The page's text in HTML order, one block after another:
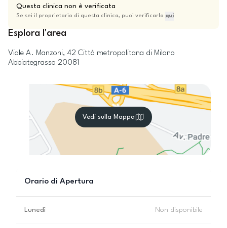
Questa clinica non è verificata
Se sei il proprietario di questa clinica, puoi verificarla qui
Esplora l'area
Viale A. Manzoni, 42 Città metropolitana di Milano
Abbiategrasso 20081
Vedi sulla Mappa
Orario di Apertura
Lunedì Non disponibile